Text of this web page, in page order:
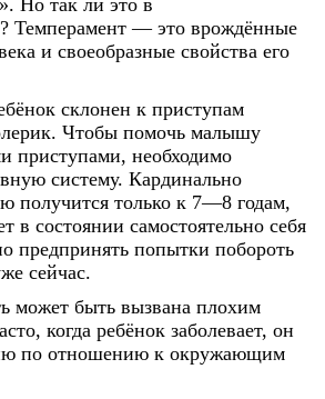
Но так ли это в
Темперамент — это врождённые
и своеобразные свойства его
склонен к приступам
Чтобы помочь малышу
приступами, необходимо
систему. Кардинально
получится только к 7—8 годам,
в состоянии самостоятельно себя
предпринять попытки побороть
сейчас.
может быть вызвана плохим
когда ребёнок заболевает, он
по отношению к окружающим